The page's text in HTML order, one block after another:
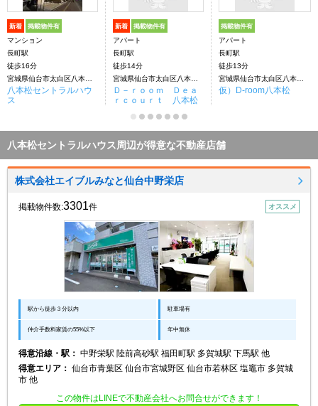
新着 掲載物件有
マンション
長町駅
徒歩16分
八本松セントラルハウ
ス
新着 掲載物件有
アパート
長町駅
徒歩14分
Ｄ－ｒｏｏｍ Ｄｅａ
ｒｃｏｕｒｔ 八本松
掲載物件有
アパート
長町駅
徒歩13分
仮）D-room八本松
八本松セントラルハウス周辺が得意な不動産店舗
株式会社エイブルみなと仙台中野栄店
掲載物件数:3301件 オススメ
駅から徒歩３分以内 駐車場有
仲介手数料家賃の55%以下 年中無休
得意沿線・駅： 中野栄駅 陸前高砂駅 福田町駅 多賀城駅 下馬駅 他
得意エリア： 仙台市青葉区 仙台市宮城野区 仙台市若林区 塩竈市 多賀城
市 他
この物件はLINEで不動産会社へお問合せができます！